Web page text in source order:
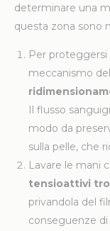
determinare una
questa zona sono
Per
meccanismo
Il flusso
modo da
sulla pelle, che
Lavare le mani
tensioattivi
privandola del
conseguenze